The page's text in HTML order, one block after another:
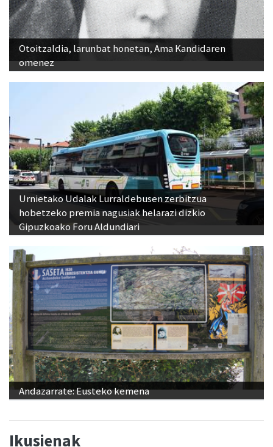
Otoitzaldia, larunbat honetan, Ama Kandidaren
omenez
Urnietako Udalak Lurraldebusen zerbitzua
hobetzeko premia nagusiak helarazi dizkio
Gipuzkoako Foru Aldundiari
Andazarrate: Eusteko kemena
Ikusienak